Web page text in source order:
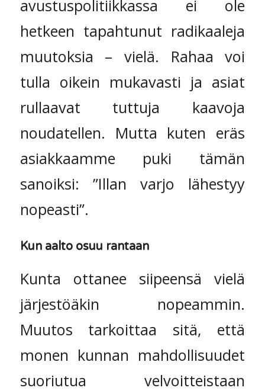
avustuspolitiikkassa ei ole
hetkeen tapahtunut radikaaleja
muutoksia – vielä. Rahaa voi
tulla oikein mukavasti ja asiat
rullaavat tuttuja kaavoja
noudatellen. Mutta kuten eräs
asiakkaamme puki tämän
sanoiksi: ”Illan varjo lähestyy
nopeasti”.
Kun aalto osuu rantaan
Kunta ottanee siipeensä vielä
järjestöäkin nopeammin.
Muutos tarkoittaa sitä, että
monen kunnan mahdollisuudet
suoriutua velvoitteistaan